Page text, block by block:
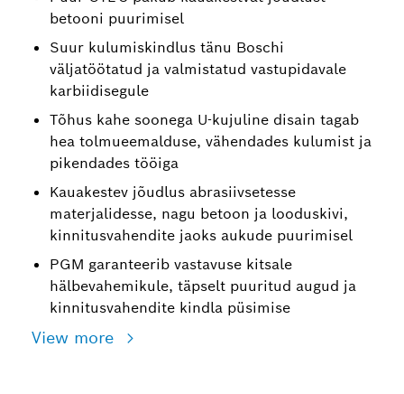
betooni puurimisel
Suur kulumiskindlus tänu Boschi
väljatöötatud ja valmistatud vastupidavale
karbiidisegule
Tõhus kahe soonega U-kujuline disain tagab
hea tolmueemalduse, vähendades kulumist ja
pikendades tööiga
Kauakestev jõudlus abrasiivsetesse
materjalidesse, nagu betoon ja looduskivi,
kinnitusvahendite jaoks aukude puurimisel
PGM garanteerib vastavuse kitsale
hälbevahemikule, täpselt puuritud augud ja
kinnitusvahendite kindla püsimise
View more